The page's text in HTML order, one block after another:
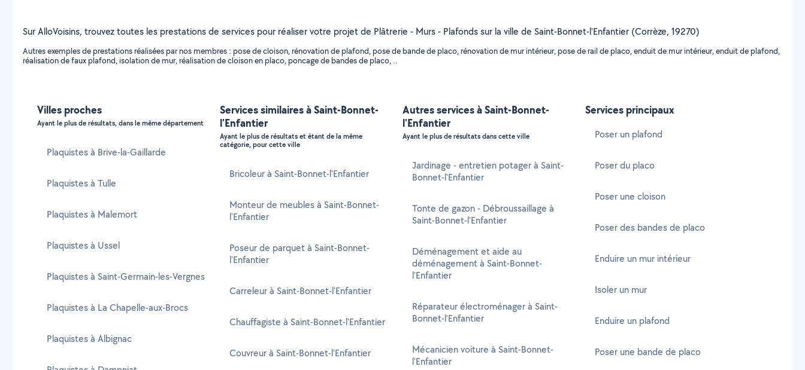
Sur AlloVoisins, trouvez toutes les prestations de services pour réaliser votre projet de Plâtrerie - Murs - Plafonds sur la ville de Saint-Bonnet-l'Enfantier (Corrèze, 19270)
Autres exemples de prestations réalisées par nos membres : pose de cloison, rénovation de plafond, pose de bande de placo, rénovation de mur intérieur, pose de rail de placo, enduit de mur intérieur, enduit de plafond,
réalisation de faux plafond, isolation de mur, réalisation de cloison en placo, poncage de bandes de placo, ..
Villes proches
Ayant le plus de résultats, dans le même département
Plaquistes à Brive-la-Gaillarde
Plaquistes à Tulle
Plaquistes à Malemort
Plaquistes à Ussel
Plaquistes à Saint-Germain-les-Vergnes
Plaquistes à La Chapelle-aux-Brocs
Plaquistes à Albignac
Services similaires à Saint-Bonnet-
l'Enfantier
Ayant le plus de résultats et étant de la même
catégorie, pour cette ville
Bricoleur à Saint-Bonnet-l'Enfantier
Monteur de meubles à Saint-Bonnet-
l'Enfantier
Poseur de parquet à Saint-Bonnet-
l'Enfantier
Carreleur à Saint-Bonnet-l'Enfantier
Chauffagiste à Saint-Bonnet-l'Enfantier
Couvreur à Saint-Bonnet-l'Enfantier
Autres services à Saint-Bonnet-
l'Enfantier
Ayant le plus de résultats dans cette ville
Jardinage - entretien potager à Saint-
Bonnet-l'Enfantier
Tonte de gazon - Débroussaillage à
Saint-Bonnet-l'Enfantier
Déménagement et aide au
déménagement à Saint-Bonnet-
l'Enfantier
Réparateur électroménager à Saint-
Bonnet-l'Enfantier
Mécanicien voiture à Saint-Bonnet-
l'Enfantier
Services principaux
Poser un plafond
Poser du placo
Poser une cloison
Poser des bandes de placo
Enduire un mur intérieur
Isoler un mur
Enduire un plafond
Poser une bande de placo